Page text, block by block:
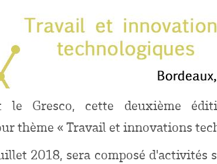
le Gresco, cette deuxième
thème « Travail et innovations
2018, sera composé